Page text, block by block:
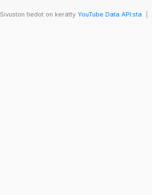
Sivuston tiedot on kerätty YouTube Data API:sta